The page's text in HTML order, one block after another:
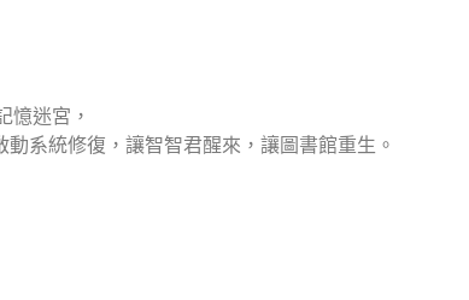
憶迷宮，
系統修復，讓智智君醒來，讓圖書館重生。